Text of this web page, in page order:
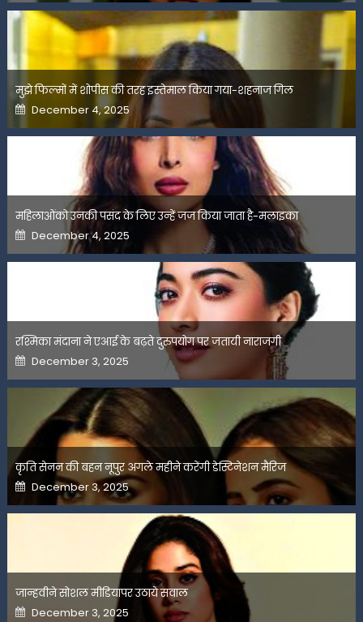
मुझे फिल्मों में शोपीस की तरह इस्तेमाल किया गया-शहनाज गिल
Posted
on
December 4, 2025
महिलाओंको उनकी पसंद के लिए उन्हें जज किया जाता है-मलाइका
Posted
on
December 4, 2025
रश्मिका मंदाना ने एआई के बढ़ते दुरुपयोग पर जतायी नाराजगी
Posted
on
December 3, 2025
कृति सेनन की बहन नूपुर अगले महीने करेंगी डेस्टिनेशन मैरिज
Posted
on
December 3, 2025
जान्हवीने सोशल मीडियापर उठाये सवाल
Posted
December 3, 2025